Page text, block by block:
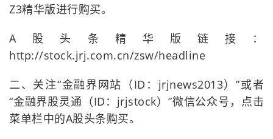
Z3精华版进行购买。
A股头条精华版链接：
http://stock.jrj.com.cn/zsw/headline
二、关注“金融界网站（ID：jrjnews2013）”或者
“金融界股灵通（ID：jrjstock）”微信公众号，点击
菜单栏中的A股头条购买。